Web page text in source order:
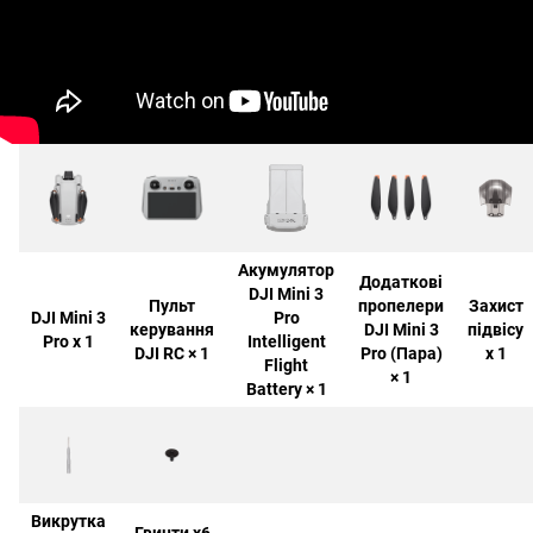
DJI Mini 3
Pro х 1
Пульт
керування
DJI RC × 1
Акумулятор
DJI Mini 3
Pro
Intelligent
Flight
Battery × 1
Додаткові
пропелери
DJI Mini 3
Pro (Пара)
× 1
Захист
підвісу
х 1
Викрутка